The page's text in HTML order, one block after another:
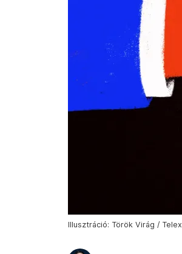
Illusztráció: Török Virág / Telex